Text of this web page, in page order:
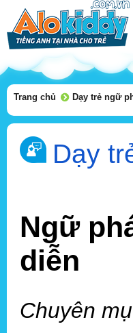
Trang chủ Dạy trẻ ngữ
Dạy
Ngữ
diễn
Chuyên